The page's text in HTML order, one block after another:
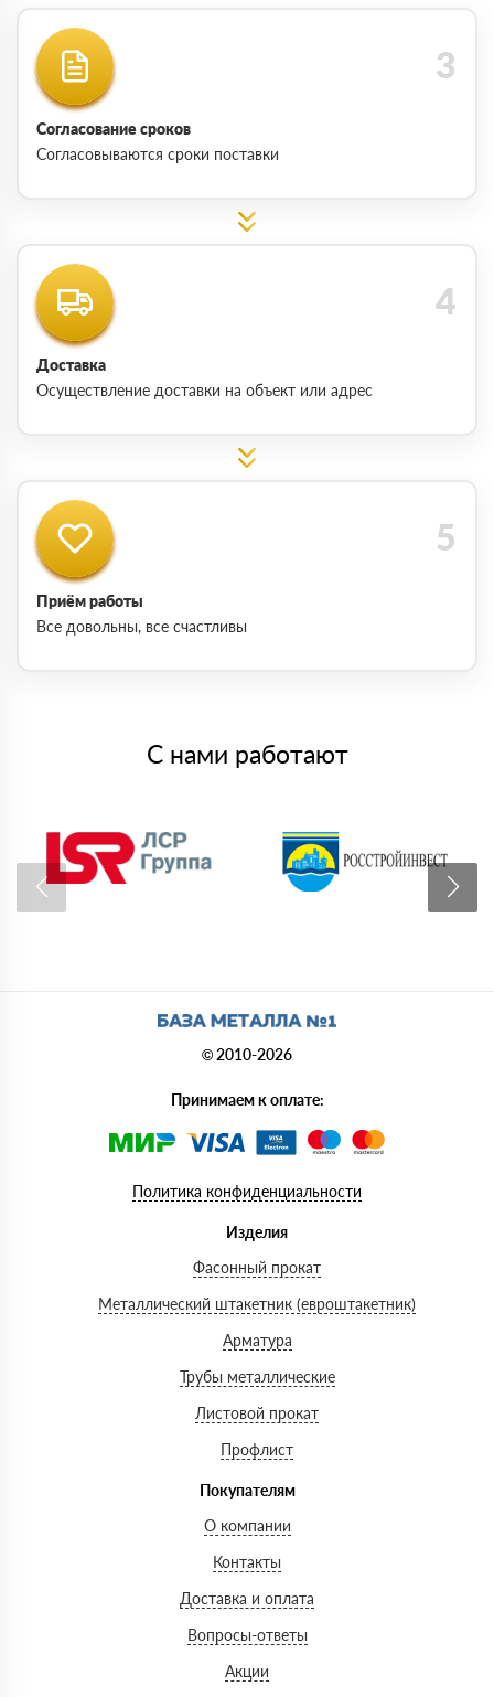
Согласование сроков
Согласовываются сроки поставки
Доставка
Осуществление доставки на объект или адрес
Приём работы
Все довольны, все счастливы
С нами работают
© 2010-2026
Принимаем к оплате:
Политика конфиденциальности
Изделия
Фасонный прокат
Металлический штакетник (евроштакетник)
Арматура
Трубы металлические
Листовой прокат
Профлист
Покупателям
О компании
Контакты
Доставка и оплата
Вопросы-ответы
Акции